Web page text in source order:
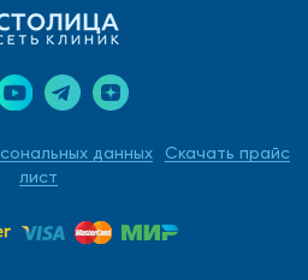
данных
Скачать прайс
лист